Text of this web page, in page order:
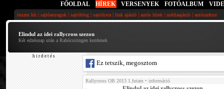
FŐOLDAL HÍREK VERSENYEK FOTÓALBUM
összes hír| sajtóanyagok | sajtóblog | sajtólista | link ajánló | autós hírek | médiaajánló | autószektor
Elindul az idei rallycross szezon
Két edzésnap után a Rabócsiringen kezdenek
h i r d e t é s
Ez tetszik, megosztom
Rallycross OB 2013 1.futam • információ